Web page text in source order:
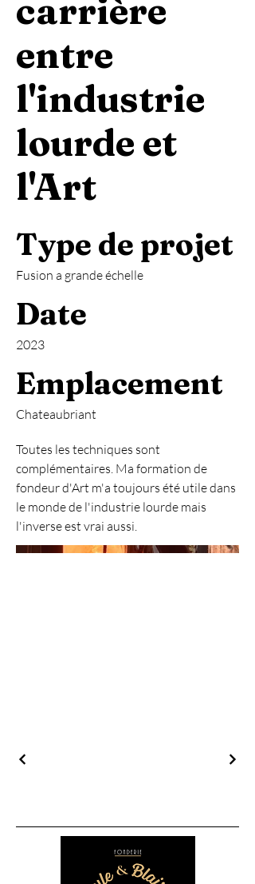
carrière
entre
l'industrie
lourde et
l'Art
Type de projet
Fusion a grande échelle
Date
2023
Emplacement
Chateaubriant
Toutes les techniques sont
complémentaires. Ma formation de
fondeur d'Art m'a toujours été utile dans
le monde de l'industrie lourde mais
l'inverse est vrai aussi.